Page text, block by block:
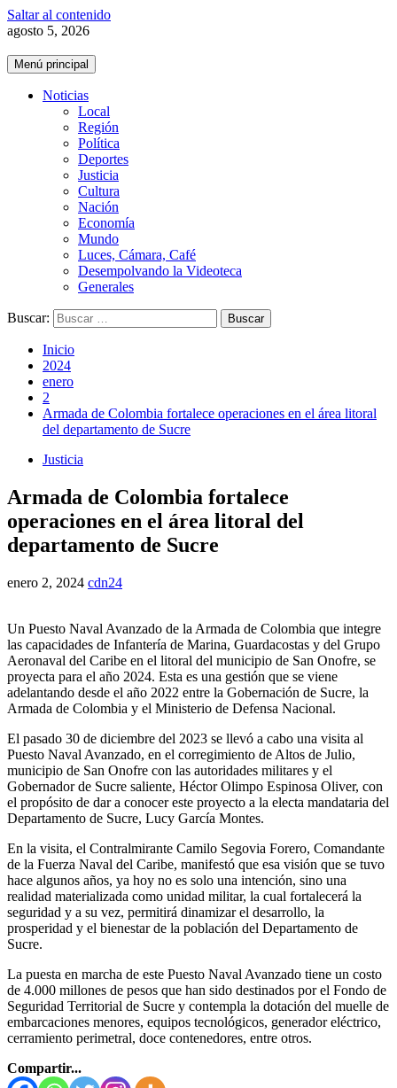
Saltar al contenido
agosto 5, 2026
Menú principal
Noticias
Local
Región
Política
Deportes
Justicia
Cultura
Nación
Economía
Mundo
Luces, Cámara, Café
Desempolvando la Videoteca
Generales
Buscar:
Inicio
2024
enero
2
Armada de Colombia fortalece operaciones en el área litoral
del departamento de Sucre
Justicia
Armada de Colombia fortalece
operaciones en el área litoral del
departamento de Sucre
enero 2, 2024 cdn24
Un Puesto Naval Avanzado de la Armada de Colombia que integre
las capacidades de Infantería de Marina, Guardacostas y del Grupo
Aeronaval del Caribe en el litoral del municipio de San Onofre, se
proyecta para el año 2024. Esta es una gestión que se viene
adelantando desde el año 2022 entre la Gobernación de Sucre, la
Armada de Colombia y el Ministerio de Defensa Nacional.
El pasado 30 de diciembre del 2023 se llevó a cabo una visita al
Puesto Naval Avanzado, en el corregimiento de Altos de Julio,
municipio de San Onofre con las autoridades militares y el
Gobernador de Sucre saliente, Héctor Olimpo Espinosa Oliver, con
el propósito de dar a conocer este proyecto a la electa mandataria del
Departamento de Sucre, Lucy García Montes.
En la visita, el Contralmirante Camilo Segovia Forero, Comandante
de la Fuerza Naval del Caribe, manifestó que esa visión que se tuvo
hace algunos años, ya hoy no es solo una intención, sino una
realidad materializada como unidad militar, la cual fortalecerá la
seguridad y a su vez, permitirá dinamizar el desarrollo, la
prosperidad y el bienestar de la población del Departamento de
Sucre.
La puesta en marcha de este Puesto Naval Avanzado tiene un costo
de 4.000 millones de pesos que han sido destinados por el Fondo de
Seguridad Territorial de Sucre y contempla la dotación del muelle de
embarcaciones menores, equipos tecnológicos, generador eléctrico,
cerramiento perimetral, doce contenedores, entre otros.
Compartir...